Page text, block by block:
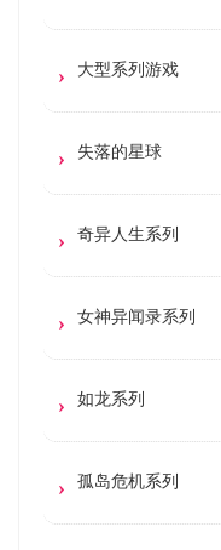
大型系列游戏
失落的星球
奇异人生系列
女神异闻录系列
如龙系列
孤岛危机系列